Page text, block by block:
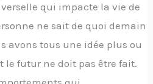
qui impacte la vie de
ne sait de quoi demain
avons tous une idée plus ou
le futur ne doit pas être fait.